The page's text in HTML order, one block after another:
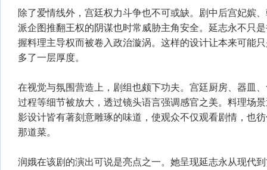
除了爱情线外，宫廷权力斗争也不可或缺。剧中后宫妃嫔
派企图推翻王权的阴谋也时常威胁主角安全。延志永不只
握料理主导权而被卷入政治漩涡。这样的设计让本来可能
多了一层厚度。
在视觉与氛围营造上，剧组也颇下功夫。宫廷厨房、器皿
过程等细节被放大，透过镜头语言强调感官之美。料理场
影设计皆有著刻意雕琢的味道，使观众不仅观看剧情，也
那道菜。
润娥在该剧的演出可说是亮点之一。她呈现延志永从现代